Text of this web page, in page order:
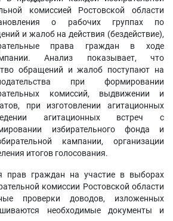
комиссией Ростовской области
о рабочих группах по
и жалоб на действия (бездействие),
права граждан в ходе
Анализ показывает, что
обращений и жалоб поступают на
при формировании
комиссий, выдвижении и
при изготовлении агитационных
агитационных встреч с
избирательного фонда и
кампании, организации
итогов голосования.
прав граждан на участие в выборах
комиссии Ростовской области
проверки доводов, изложенных
необходимые документы и